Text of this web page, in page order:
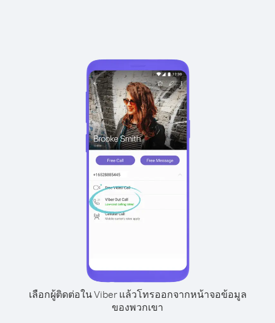
เลือกผู้ติดต่อใน Viber แล้วโทรออกจากหน้าจอข้อมูล
ของพวกเขา